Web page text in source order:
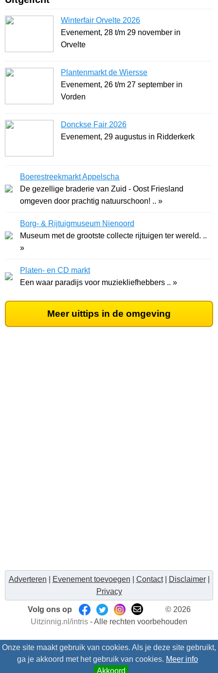
Onze site maakt gebruik van cookies. Als je deze site gebruikt,
ga je akkoord met het gebruik van cookies. Meer info
Akkoord
Winterfair Orvelte 2026
Evenement, 28 t/m 29 november in
Orvelte
Plantenmarkt de Wiersse
Evenement, 26 t/m 27 september in
Vorden
Donckse Fair 2026
Evenement, 29 augustus in Ridderkerk
Boerestreekmarkt Appelscha
De gezellige braderie van Zuid - Oost Friesland
omgeven door prachtig natuurschoon! .. »
Borg- & Rijtuigmuseum Nienoord
Museum met de grootste collecte rijtuigen ter wereld. ..
»
Platen- en CD markt
Een waar paradijs voor muziekliefhebbers .. »
Meer uittips in de omgeving
Adverteren Evenement toevoegen Contact| Disclaimer|
Privacy
Volg ons op
© 2026
Uitzinnig.nl/intris - Alle rechten voorbehouden